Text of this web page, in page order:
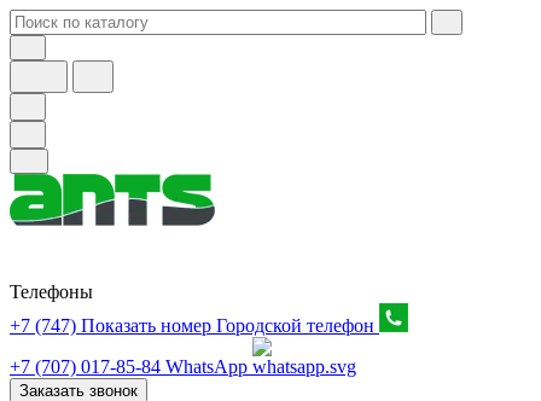
Телефоны
+7 (747) Показать номер Городской телефон
+7 (707) 017-85-84 WhatsApp
Заказать звонок